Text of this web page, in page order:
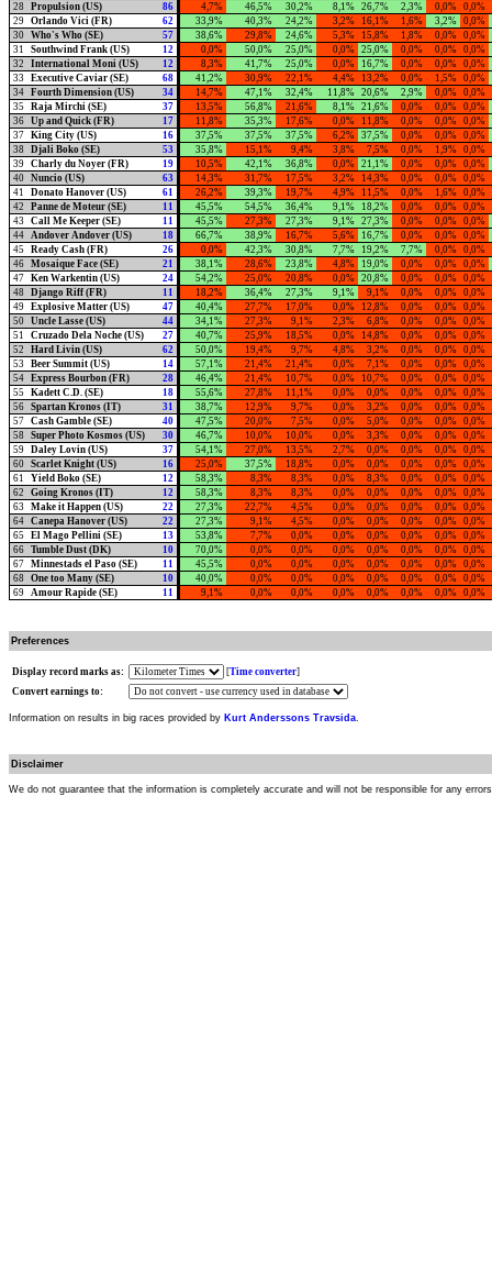
28
Propulsion (US) 86 4,7% 46,5% 30,2% 8,1% 26,7% 2,3% 0,0% 0,0%
29 Orlando Vici (FR) 62 33,9% 40,3% 24,2% 3,2% 16,1% 1,6% 3,2% 0,0%
30 Who's Who (SE) 57 38,6% 29,8% 24,6% 5,3% 15,8% 1,8% 0,0% 0,0%
31
Southwind Frank (US) 12 0,0% 50,0% 25,0% 0,0% 25,0% 0,0% 0,0% 0,0%
32
International Moni (US) 12 8,3% 41,7% 25,0% 0,0% 16,7% 0,0% 0,0% 0,0%
33
Executive Caviar (SE) 68 41,2% 30,9% 22,1% 4,4% 13,2% 0,0% 1,5% 0,0%
34 Fourth Dimension (US) 34 14,7% 47,1% 32,4% 11,8% 20,6% 2,9% 0,0% 0,0%
35
Raja Mirchi (SE) 37 13,5% 56,8% 21,6% 8,1% 21,6% 0,0% 0,0% 0,0%
36 Up and Quick (FR) 17 11,8% 35,3% 17,6% 0,0% 11,8% 0,0% 0,0% 0,0%
37 King City (US) 16 37,5% 37,5% 37,5% 6,2% 37,5% 0,0% 0,0% 0,0%
38
Djali Boko (SE) 53 35,8% 15,1% 9,4% 3,8% 7,5% 0,0% 1,9% 0,0%
39 Charly du Noyer (FR) 19 10,5% 42,1% 36,8% 0,0% 21,1% 0,0% 0,0% 0,0%
40 Nuncio (US) 63 14,3% 31,7% 17,5% 3,2% 14,3% 0,0% 0,0% 0,0%
41
Donato Hanover (US) 61 26,2% 39,3% 19,7% 4,9% 11,5% 0,0% 1,6% 0,0%
42
Panne de Moteur (SE) 11 45,5% 54,5% 36,4% 9,1% 18,2% 0,0% 0,0% 0,0%
43
Call Me Keeper (SE) 11 45,5% 27,3% 27,3% 9,1% 27,3% 0,0% 0,0% 0,0%
44 Andover Andover (US) 18 66,7% 38,9% 16,7% 5,6% 16,7% 0,0% 0,0% 0,0%
45
Ready Cash (FR) 26 0,0% 42,3% 30,8% 7,7% 19,2% 7,7% 0,0% 0,0%
46 Mosaique Face (SE) 21 38,1% 28,6% 23,8% 4,8% 19,0% 0,0% 0,0% 0,0%
47 Ken Warkentin (US) 24 54,2% 25,0% 20,8% 0,0% 20,8% 0,0% 0,0% 0,0%
48
Django Riff (FR) 11 18,2% 36,4% 27,3% 9,1% 9,1% 0,0% 0,0% 0,0%
49 Explosive Matter (US) 47 40,4% 27,7% 17,0% 0,0% 12,8% 0,0% 0,0% 0,0%
50 Uncle Lasse (US) 44 34,1% 27,3% 9,1% 2,3% 6,8% 0,0% 0,0% 0,0%
51
Cruzado Dela Noche (US) 27 40,7% 25,9% 18,5% 0,0% 14,8% 0,0% 0,0% 0,0%
52
Hard Livin (US) 62 50,0% 19,4% 9,7% 4,8% 3,2% 0,0% 0,0% 0,0%
53
Beer Summit (US) 14 57,1% 21,4% 21,4% 0,0% 7,1% 0,0% 0,0% 0,0%
54 Express Bourbon (FR) 28 46,4% 21,4% 10,7% 0,0% 10,7% 0,0% 0,0% 0,0%
55
Kadett C.D. (SE) 18 55,6% 27,8% 11,1% 0,0% 0,0% 0,0% 0,0% 0,0%
56 Spartan Kronos (IT) 31 38,7% 12,9% 9,7% 0,0% 3,2% 0,0% 0,0% 0,0%
57 Cash Gamble (SE) 40 47,5% 20,0% 7,5% 0,0% 5,0% 0,0% 0,0% 0,0%
58
Super Photo Kosmos (US) 30 46,7% 10,0% 10,0% 0,0% 3,3% 0,0% 0,0% 0,0%
59 Daley Lovin (US) 37 54,1% 27,0% 13,5% 2,7% 0,0% 0,0% 0,0% 0,0%
60 Scarlet Knight (US) 16 25,0% 37,5% 18,8% 0,0% 0,0% 0,0% 0,0% 0,0%
61
Yield Boko (SE) 12 58,3% 8,3% 8,3% 0,0% 8,3% 0,0% 0,0% 0,0%
62
Going Kronos (IT) 12 58,3% 8,3% 8,3% 0,0% 0,0% 0,0% 0,0% 0,0%
63
Make it Happen (US) 22 27,3% 22,7% 4,5% 0,0% 0,0% 0,0% 0,0% 0,0%
64 Canepa Hanover (US) 22 27,3% 9,1% 4,5% 0,0% 0,0% 0,0% 0,0% 0,0%
65
El Mago Pellini (SE) 13 53,8% 7,7% 0,0% 0,0% 0,0% 0,0% 0,0% 0,0%
66 Tumble Dust (DK) 10 70,0% 0,0% 0,0% 0,0% 0,0% 0,0% 0,0% 0,0%
67 Minnestads el Paso (SE) 11 45,5% 0,0% 0,0% 0,0% 0,0% 0,0% 0,0% 0,0%
68
One too Many (SE) 10 40,0% 0,0% 0,0% 0,0% 0,0% 0,0% 0,0% 0,0%
69 Amour Rapide (SE) 11 9,1% 0,0% 0,0% 0,0% 0,0% 0,0% 0,0% 0,0%
Preferences
Display record marks as: [Time converter]
Convert earnings to:
Information on results in big races provided by Kurt Anderssons Travsida.
Disclaimer
We do not guarantee that the information is completely accurate and will not be responsible for any